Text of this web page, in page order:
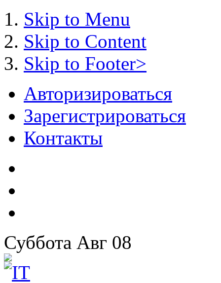
Skip to Menu
Skip to Content
Skip to Footer>
Авторизироваться
Зарегистрироваться
Контакты
Суббота Авг 08